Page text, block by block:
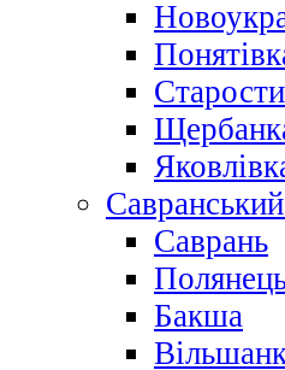
Саврань
Бакша